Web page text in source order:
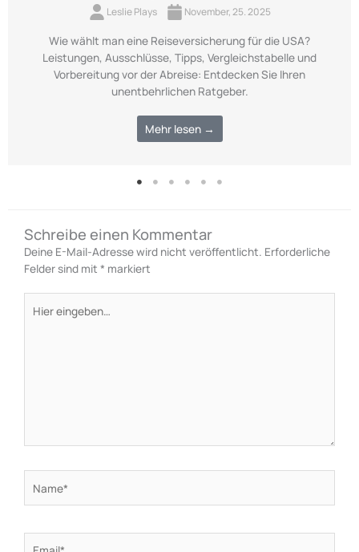
Leslie Plays November, 25. 2025
Wie wählt man eine Reiseversicherung für die USA?
Leistungen, Ausschlüsse, Tipps, Vergleichstabelle und
Vorbereitung vor der Abreise: Entdecken Sie Ihren
unentbehrlichen Ratgeber.
Mehr lesen →
Schreibe einen Kommentar
Deine E-Mail-Adresse wird nicht veröffentlicht. Erforderliche
Felder sind mit * markiert
eingeben…